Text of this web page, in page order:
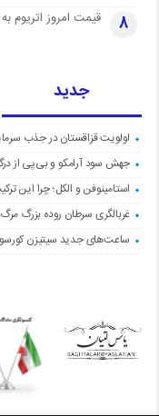
8 قیمت امروز اتریوم به تومان 20
جدید
اولویت قزاقستان در جذب
جهش سود آرامکو و بی‌پی از
استامینوفن و الکل؛ چرا این
غربالگری سرطان روده بزرگ مرگ‌ومیر را تا ۵۰
ساعت‌های جدید سیتیزن کورسو